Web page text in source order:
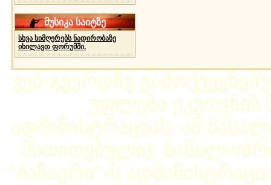
მუსიკა საიტზე
სხვა სიმღერებს ნადირობაზე
იხილავთ ფორუმში.
ვებ-გვერდზე
უფლება ეკუთვნის
ადმინისტრაციას. ამ
მითითებული)
"ბაზიერი"-ს